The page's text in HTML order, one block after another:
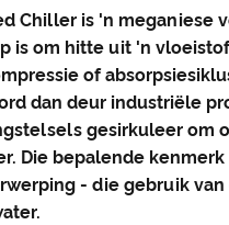
Chiller is 'n meganiese
is om hitte uit 'n
of
dan deur industriële
gesirkuleer om
Die bepalende
- die gebruik